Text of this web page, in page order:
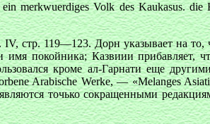
merkwuerdiges Volk des Kaukasus.
стр. 119—123. Дорн указывает на то,
покойника; Казвиии прибавляет,
кроме ал-Гарнати еще
Arabische Werke, — «Melanges
точько сокращенными